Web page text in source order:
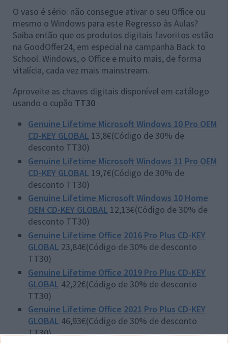
O vaso é sério: não consegue ativar o seu Office ou
mesmo o Windows para este Regresso às Aulas?
Saiba então que os produtos digitais favoritos estão
na GoodOffer24, em especial na campanha Back to
School. Windows, o Office e muito mais, de forma
vitalícia, cada vez mais mainstream.
Aproveite as chaves digitais disponível em catálogo
usando o cupão TT30
Genuine Lifetime Microsoft Windows 10 Pro OEM
CD-KEY GLOBAL 13,8€(Código de 30% de
desconto TT30)
Genuine Lifetime Microsoft Windows 11 Pro OEM
CD-KEY GLOBAL 19,7€(Código de 30% de
desconto TT30)
Genuine Lifetime Microsoft Windows 10 Home
OEM CD-KEY GLOBAL 12,13€(Código de 30% de
desconto TT30)
Genuine Lifetime Office 2016 Pro Plus CD-KEY
GLOBAL 23,84€(Código de 30% de desconto
TT30)
Genuine Lifetime Office 2019 Pro Plus CD-KEY
GLOBAL 42,22€(Código de 30% de desconto
TT30)
Genuine Lifetime Office 2021 Pro Plus CD-KEY
GLOBAL 46,93€(Código de 30% de desconto
TT30)